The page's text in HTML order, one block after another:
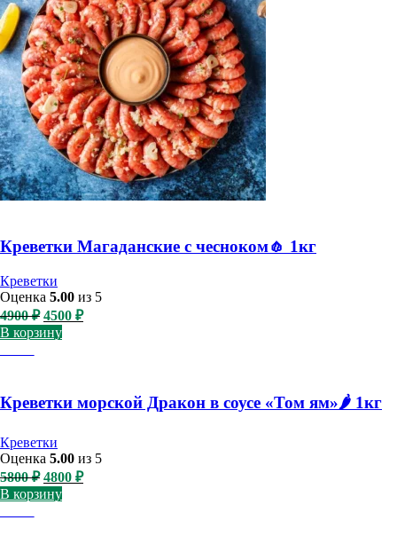
Креветки Магаданские с чесноком🧄 1кг
Креветки
Оценка 5.00 из 5
4900₽ Первоначальная
цена
составляла
4500 ₽Текущая
В корзину
Креветки морской Дракон в соусе «Том ям»🌶️ 1кг
Креветки
Оценка 5.00 из 5
5800₽ Первоначальная
цена
составляла
4800 ₽Текущая
В корзину